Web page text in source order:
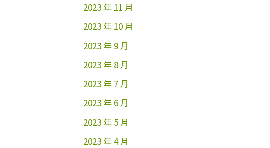
2023 年 11 月
2023 年 10 月
2023 年 9 月
2023 年 8 月
2023 年 7 月
2023 年 6 月
2023 年 5 月
2023 年 4 月